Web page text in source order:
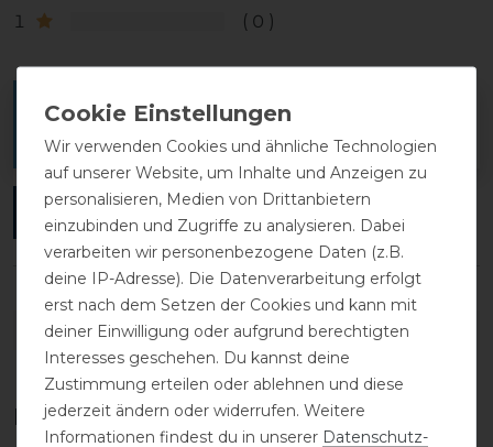
1
0
Melde dich an, um eine Kundenrezension zu
verfassen.
ANMELDEN
DETAILS ZUR PRODUKTSICHERHEIT
Das perfekte Zubehör für dich
Wir verwenden Cookies und ähnliche Technologien
auf unserer Website, um Inhalte und Anzeigen zu
personalisieren, Medien von Drittanbietern
einzubinden und Zugriffe zu analysieren. Dabei
verarbeiten wir personenbezogene Daten (z.B.
deine IP-Adresse). Die Datenverarbeitung erfolgt
erst nach dem Setzen der Cookies und kann mit
deiner Einwilligung oder aufgrund berechtigten
Interesses geschehen. Du kannst deine
Zustimmung erteilen oder ablehnen und diese
jederzeit ändern oder widerrufen. Weitere
Informationen findest du in unserer Daten­schutz­